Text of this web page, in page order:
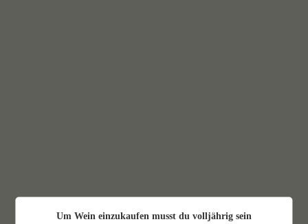
Um Wein einzukaufen musst du volljährig sein